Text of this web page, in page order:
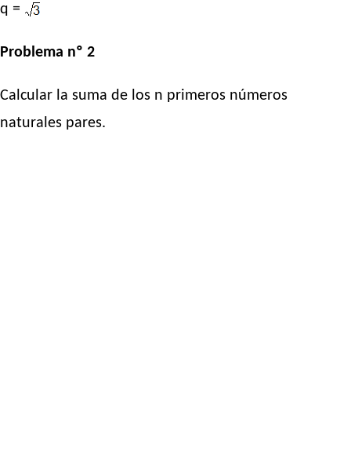
q =
Problema nº 2
Calcular la suma de los n primeros números
naturales pares.